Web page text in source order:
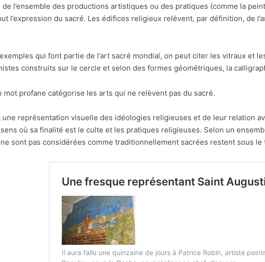
de l’ensemble des productions artistiques ou des pratiques (comme la
l’expression du sacré. Les édifices religieux relèvent, par définition, de
qui font partie de l’art sacré mondial, on peut citer les vitraux et
construits sur le cercle et selon des formes géométriques, la
mot profane catégorise les arts qui ne relèvent pas du sacré.
une représentation visuelle des idéologies religieuses et de leur relation
où sa finalité est le culte et les pratiques religieuses. Selon un
sont pas considérées comme traditionnellement sacrées restent sous le